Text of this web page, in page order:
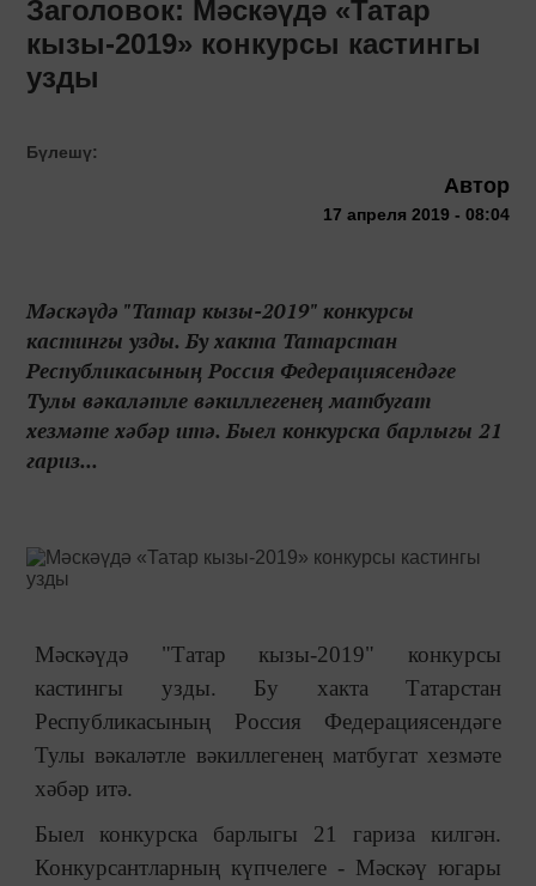
Заголовок: Мәскәүдә «Татар
кызы-2019» конкурсы кастингы
узды
Бүлешү:
Автор
17 апреля 2019 - 08:04
Мәскәүдә "Татар кызы-2019" конкурсы
кастингы узды. Бу хакта Татарстан
Республикасының Россия Федерациясендәге
Тулы вәкаләтле вәкиллегенең матбугат
хезмәте хәбәр итә. Быел конкурска барлыгы 21
гариз...
Мәскәүдә "Татар кызы-2019" конкурсы
кастингы узды. Бу хакта Татарстан
Республикасының Россия Федерациясендәге
Тулы вәкаләтле вәкиллегенең матбугат хезмәте
хәбәр итә.
Быел конкурска барлыгы 21 гариза килгән.
Конкурсантларның күпчелеге - Мәскәү югары